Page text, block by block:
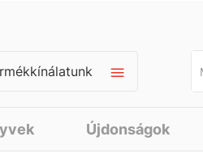
Újdonságok